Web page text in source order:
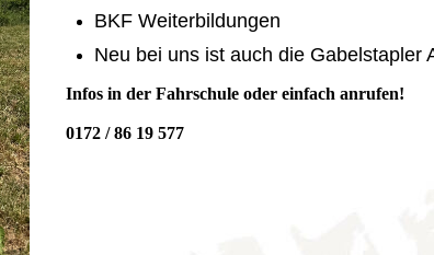
BKF Weiterbildungen
Neu bei uns ist auch die Gabelstapler
Infos in der Fahrschule oder einfach anrufen!
0172 / 86 19 577